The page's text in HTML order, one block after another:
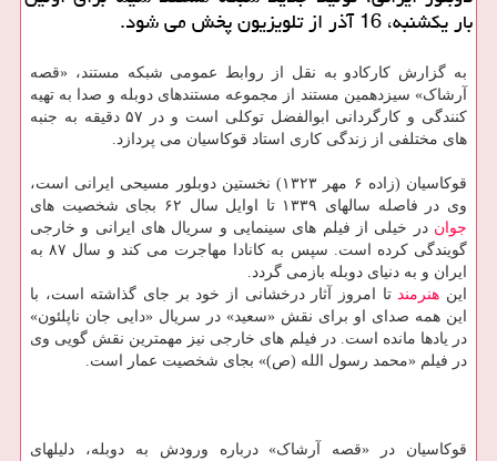
بار یکشنبه، 16 آذر از تلویزیون پخش می شود.
به گزارش کارکادو به نقل از روابط عمومی شبکه مستند، «قصه
آرشاک» سیزدهمین مستند از مجموعه مستندهای دوبله و صدا به تهیه
کنندگی و کارگردانی ابوالفضل توکلی است و در ۵۷ دقیقه به جنبه
های مختلفی از زندگی کاری استاد قوکاسیان می پردازد.
قوکاسیان (زاده ۶ مهر ۱۳۲۳) نخستین دوبلور مسیحی ایرانی است،
وی در فاصله سالهای ۱۳۳۹ تا اوایل سال ۶۲ بجای شخصیت های
جوان در خیلی از فیلم های سینمایی و سریال های ایرانی و خارجی
گویندگی کرده است. سپس به کانادا مهاجرت می کند و سال ۸۷ به
ایران و به دنیای دوبله بازمی گردد.
این هنرمند تا امروز آثار درخشانی از خود بر جای گذاشته است، با
این همه صدای او برای نقش «سعید» در سریال «دایی جان ناپلئون»
در یادها مانده است. در فیلم های خارجی نیز مهمترین نقش گویی وی
در فیلم «محمد رسول الله (ص)» بجای شخصیت عمار است.
قوکاسیان در «قصه آرشاک» درباره ورودش به دوبله، دلیلهای